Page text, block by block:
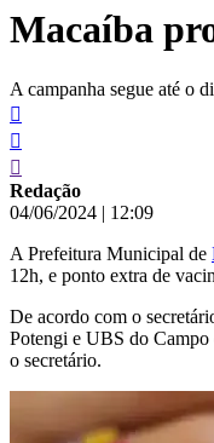
conteúdo
Macaíba
A campanha segue até o
Redação
04/06/2024 | 12:09
A Prefeitura Municipal de
12h, e ponto extra de
De acordo com o
Potengi e UBS do Campo
o secretário.